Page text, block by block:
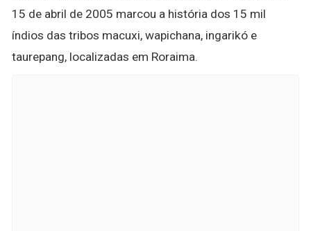
15 de abril de 2005 marcou a história dos 15 mil
índios das tribos macuxi, wapichana, ingarikó e
taurepang, localizadas em Roraima.